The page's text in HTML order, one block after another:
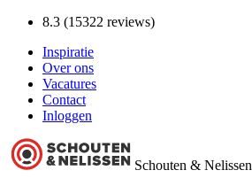
8.3 (15322 reviews)
Inspiratie
Over ons
Vacatures
Contact
Inloggen
Schouten & Nelissen